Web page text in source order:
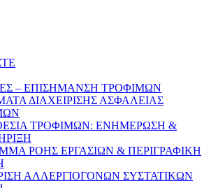
– ΕΠΙΣΗΜΑΝΣΗ ΤΡΟΦΙΜΩΝ
ΔΙΑΧΕΙΡΙΣΗΣ ΑΣΦΑΛΕΙΑΣ
ΤΡΟΦΙΜΩΝ: ΕΝΗΜΕΡΩΣΗ &
ΡΟΗΣ ΕΡΓΑΣΙΩΝ & ΠΕΡΙΓΡΑΦΙΚΗ
ΑΛΛΕΡΓΙΟΓΟΝΩΝ ΣΥΣΤΑΤΙΚΩΝ